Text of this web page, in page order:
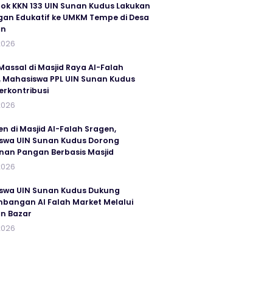
KKN 133 UIN Sunan Kudus Lakukan
Edukatif ke UMKM Tempe di Desa
di Masjid Raya Al-Falah
PPL UIN Sunan Kudus
di Masjid Al-Falah Sragen,
UIN Sunan Kudus Dorong
Pangan Berbasis Masjid
UIN Sunan Kudus Dukung
Al Falah Market Melalui
Bazar